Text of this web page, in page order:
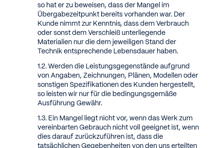
so hat er zu beweisen, dass der Mangel im
Übergabezeitpunkt bereits vorhanden war. Der
Kunde nimmt zur Kenntnis, dass dem Verbrauch
oder sonst dem Verschleiß unterliegende
Materialien nur die dem jeweiligen Stand der
Technik entsprechende Lebensdauer haben.
Werden die Leistungsgegenstände aufgrund
von Angaben, Zeichnungen, Plänen, Modellen oder
sonstigen Spezifikationen des Kunden hergestellt,
so leisten wir nur für die bedingungsgemäße
Ausführung Gewähr.
Ein Mangel liegt nicht vor, wenn das Werk zum
vereinbarten Gebrauch nicht voll geeignet ist, wenn
dies darauf zurückzuführen ist, dass die
tatsächlichen Gegebenheiten von den uns erteilten